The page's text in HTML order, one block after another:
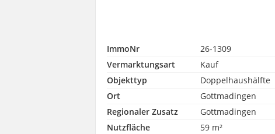
ImmoNr 26-1309
Vermarktungsart
Kauf
Objekttyp
Doppelhaushälfte
Ort
Gottmadingen
Regionaler Zusatz
Gottmadingen
Nutzfläche
59 m²